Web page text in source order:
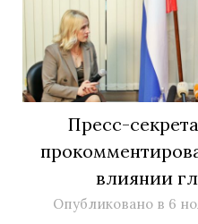
Пресс-
влиянии
Опубликовано в 6